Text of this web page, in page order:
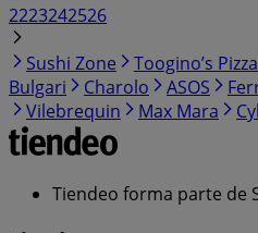
2223242526
Sushi Zone
Toogino’s Pizza
Bulgari
Charolo ASOS
Vilebrequin
Max Mara
Tiendeo forma parte de